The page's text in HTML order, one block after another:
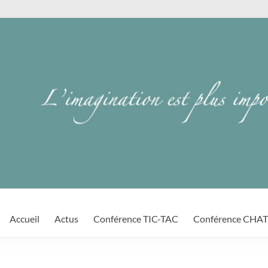
Accueil Actus Conférence TIC-TAC Conférence